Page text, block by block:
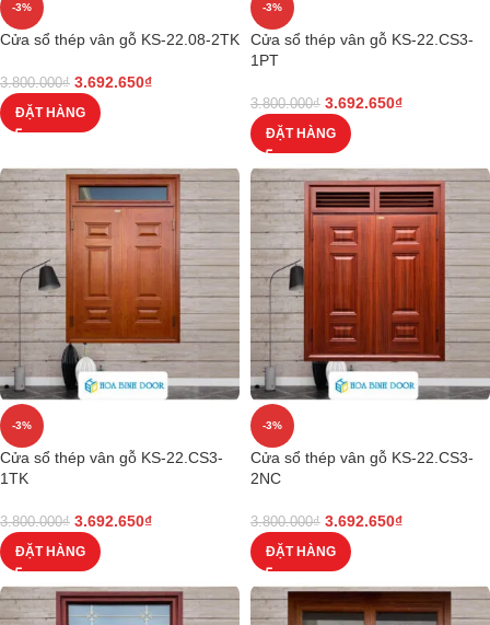
-3%
Cửa sổ thép vân gỗ KS-22.08-2TK
3.800.000₫ 3.692.650₫
ĐẶT HÀNG
-3%
Cửa sổ thép vân gỗ KS-22.CS3-
1PT
3.800.000₫ 3.692.650₫
ĐẶT HÀNG
-3%
Cửa sổ thép vân gỗ KS-22.CS3-
1TK
3.800.000₫ 3.692.650₫
ĐẶT HÀNG
-3%
Cửa sổ thép vân gỗ KS-22.CS3-
2NC
3.800.000₫ 3.692.650₫
ĐẶT HÀNG